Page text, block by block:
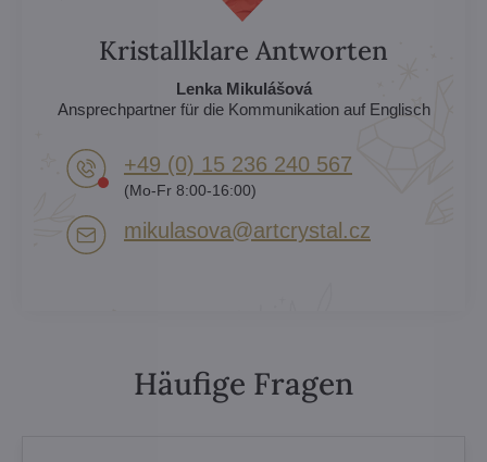
Kristallklare Antworten
Lenka Mikulášová
Ansprechpartner für die Kommunikation auf Englisch
+49 (0) 15 236 240 567
(Mo-Fr 8:00-16:00)
mikulasova​@artcrystal​.cz
Häufige Fragen